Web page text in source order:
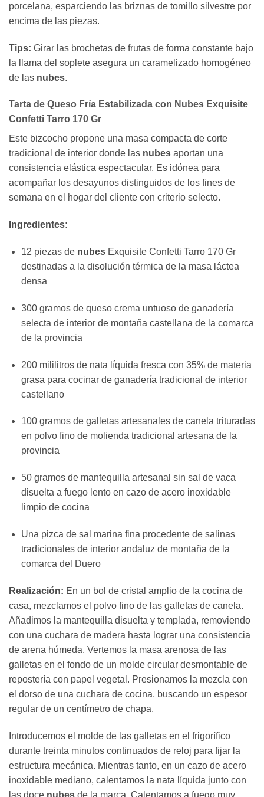
porcelana, esparciendo las briznas de tomillo silvestre por
encima de las piezas.
Tips: Girar las brochetas de frutas de forma constante bajo
la llama del soplete asegura un caramelizado homogéneo
de las nubes.
Tarta de Queso Fría Estabilizada con Nubes Exquisite
Confetti Tarro 170 Gr
Este bizcocho propone una masa compacta de corte
tradicional de interior donde las nubes aportan una
consistencia elástica espectacular. Es idónea para
acompañar los desayunos distinguidos de los fines de
semana en el hogar del cliente con criterio selecto.
Ingredientes:
12 piezas de nubesExquisite Confetti Tarro 170 Gr
destinadas a la disolución térmica de la masa láctea
densa
300 gramos de queso crema untuoso de ganadería
selecta de interior de montaña castellana de la comarca
de la provincia
200 mililitros de nata líquida fresca con 35% de materia
grasa para cocinar de ganadería tradicional de interior
castellano
100 gramos de galletas artesanales de canela trituradas
en polvo fino de molienda tradicional artesana de la
provincia
50 gramos de mantequilla artesanal sin sal de vaca
disuelta a fuego lento en cazo de acero inoxidable
limpio de cocina
Una pizca de sal marina fina procedente de salinas
tradicionales de interior andaluz de montaña de la
comarca del Duero
Realización: En un bol de cristal amplio de la cocina de
casa, mezclamos el polvo fino de las galletas de canela.
Añadimos la mantequilla disuelta y templada, removiendo
con una cuchara de madera hasta lograr una consistencia
de arena húmeda. Vertemos la masa arenosa de las
galletas en el fondo de un molde circular desmontable de
repostería con papel vegetal. Presionamos la mezcla con
el dorso de una cuchara de cocina, buscando un espesor
regular de un centímetro de chapa.
Introducemos el molde de las galletas en el frigorífico
durante treinta minutos continuados de reloj para fijar la
estructura mecánica. Mientras tanto, en un cazo de acero
inoxidable mediano, calentamos la nata líquida junto con
las doce nubes de la marca. Calentamos a fuego muy